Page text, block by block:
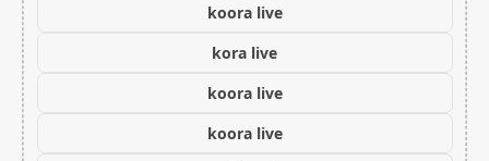
koora live
kora live
koora live
koora live